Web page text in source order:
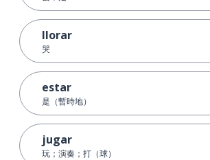
llorar
哭
estar
是（暫時地）
jugar
玩；演奏；打（球）